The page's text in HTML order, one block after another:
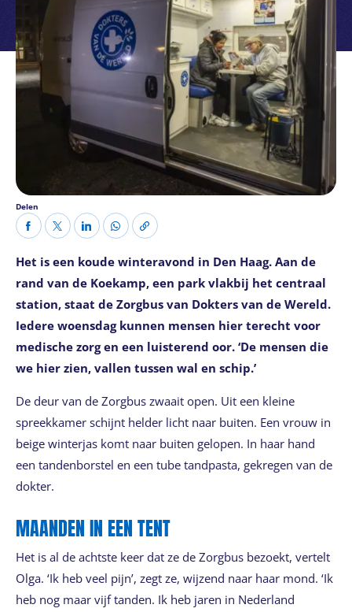
Delen
Het is een koude winteravond in Den Haag. Aan de
rand van de Koekamp, een park vlakbij het centraal
station, staat de Zorgbus van Dokters van de Wereld.
Iedere woensdag kunnen mensen hier terecht voor
medische zorg en een luisterend oor. ‘De mensen die
we hier zien, vallen tussen wal en schip.’
De deur van de Zorgbus zwaait open. Uit een kleine
spreekkamer schijnt helder licht naar buiten. Een vrouw in
beige winterjas komt naar buiten gelopen. In haar hand
een tandenborstel en een tube tandpasta, gekregen van de
dokter.
MAANDEN IN EEN TENT
Het is al de achtste keer dat ze de Zorgbus bezoekt, vertelt
Olga. ‘Ik heb veel pijn’, zegt ze, wijzend naar haar mond. ‘Ik
heb nog maar vijf tanden. Ik heb jaren in Nederland